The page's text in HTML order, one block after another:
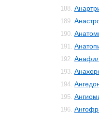
188.
189.
190.
191.
192.
193.
194.
195.
196.